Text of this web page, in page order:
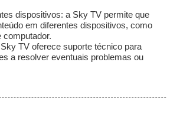
dispositivos: a Sky TV permite que
em diferentes dispositivos, como
computador.
TV oferece suporte técnico para
a resolver eventuais problemas ou